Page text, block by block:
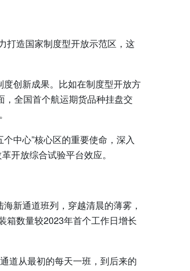
造国家制度型开放示范区，这
创新成果。比如在制度型开放方
，全国首个航运期货品种挂盘交
中心”核心区的重要使命，深入
开放综合试验平台效应。
新通道班列，穿越清晨的薄雾，
箱数量较2023年首个工作日增长
道从最初的每天一班，到后来的